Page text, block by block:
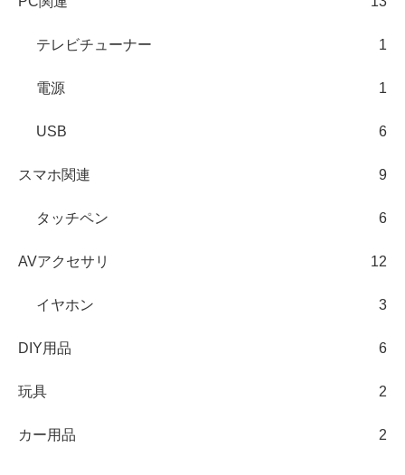
テレビチューナー 1
電源 1
USB 6
スマホ関連 9
タッチペン 6
AVアクセサリ 12
イヤホン 3
DIY用品 6
玩具 2
カー用品 2